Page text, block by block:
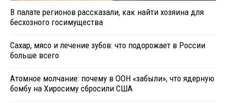
В палате регионов рассказали, как найти хозяина для
бесхозного госимущества
Сахар, мясо и лечение зубов: что подорожает в России
больше всего
Атомное молчание: почему в ООН «забыли», что ядерную
бомбу на Хиросиму сбросили США